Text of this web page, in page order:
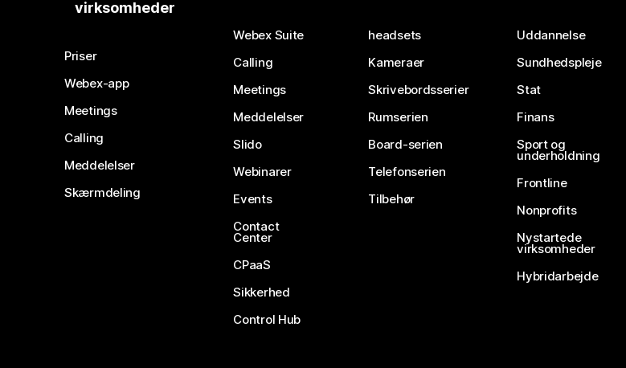
virksomheder
Priser
Webex-app
Meetings
Calling
Meddelelser
Skærmdeling
Webex Suite
Calling
Meetings
Meddelelser
Slido
Webinarer
Events
Contact
Center
CPaaS
Sikkerhed
Control Hub
headsets
Kameraer
Skrivebordsserier
Rumserien
Board-serien
Telefonserien
Tilbehør
Uddannelse
Sundhedspleje
Stat
Finans
Sport og
underholdning
Frontline
Nonprofits
Nystartede
virksomheder
Hybridarbejde